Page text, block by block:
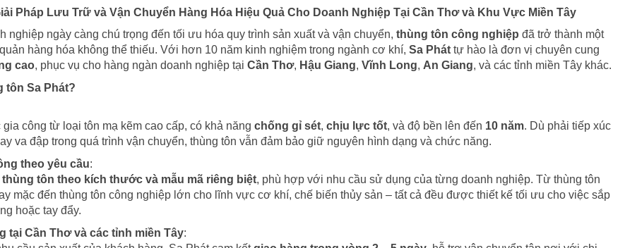
Pháp Lưu Trữ và Vận Chuyển Hàng Hóa Hiệu Quả Cho Doanh Nghiệp Tại Cần Thơ và Khu Vực Miền Tây
nghiệp ngày càng chú trọng đến tối ưu hóa quy trình sản xuất và vận chuyển, thùng tôn công nghiệp đã trở thành một
hàng hóa không thể thiếu. Với hơn 10 năm kinh nghiệm trong ngành cơ khí, Sa Pháttự hào là đơn vị chuyên cung
cao, phục vụ cho hàng ngàn doanh nghiệp tại Cần Thơ, Hậu Giang, Vĩnh Long, An Giang, và các tỉnh miền Tây khác.
tôn Sa Phát?
công từ loại tôn mạ kẽm cao cấp, có khả năng chống gỉ sét, chịu lực tốt, và độ bền lên đến 10 năm. Dù phải tiếp xúc
va đập trong quá trình vận chuyển, thùng tôn vẫn đảm bảo giữ nguyên hình dạng và chức năng.
theo yêu cầu:
thùng tôn theo kích thước và mẫu mã riêng biệt, phù hợp với nhu cầu sử dụng của từng doanh nghiệp. Từ thùng tôn
mặc đến thùng tôn công nghiệp lớn cho lĩnh vực cơ khí, chế biến thủy sản – tất cả đều được thiết kế tối ưu cho việc sắp
hoặc tay đẩy.
tại Cần Thơ và các tỉnh miền Tây: